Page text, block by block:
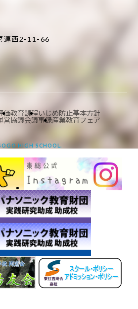
連西2-11-66
価教育課程いじめ防止基本方針
営協議会議事録産業教育フェア
HIGH SCHOOL.